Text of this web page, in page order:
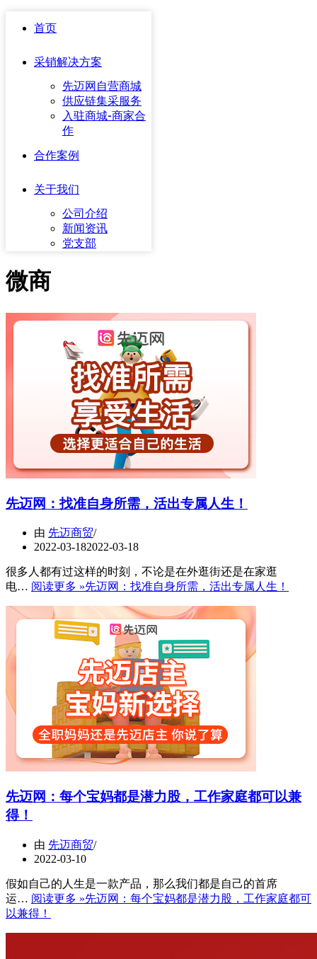
首页
采销解决方案
先迈网自营商城
供应链集采服务
入驻商城-商家合
作
合作案例
关于我们
公司介绍
新闻资讯
党支部
微商
先迈网：找准自身所需，活出专属人生！
由 先迈商贸
2022-03-182022-03-18
很多人都有过这样的时刻，不论是在外逛街还是在家逛
电… 阅读更多 »先迈网：找准自身所需，活出专属人生！
先迈网：每个宝妈都是潜力股，工作家庭都可以兼
得！
由 先迈商贸
2022-03-10
假如自己的人生是一款产品，那么我们都是自己的首席
运… 阅读更多 »先迈网：每个宝妈都是潜力股，工作家庭都可
以兼得！